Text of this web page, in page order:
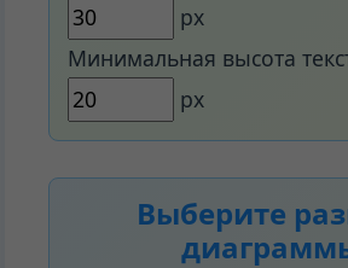
px
Минимальная высота
px
Выберите